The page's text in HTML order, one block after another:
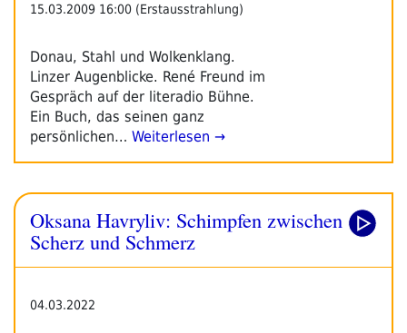
15.03.2009 16:00 (Erstausstrahlung)
Donau, Stahl und Wolkenklang.
Linzer Augenblicke. René Freund im
Gespräch auf der literadio Bühne.
Ein Buch, das seinen ganz
persönlichen… Weiterlesen →
Oksana Havryliv: Schimpfen zwischen
Scherz und Schmerz
04.03.2022